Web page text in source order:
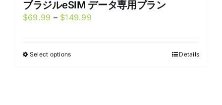
ブラジルeSIM データ専用プラン
$69.99 – $149.99Price
Select optionsThis
Details